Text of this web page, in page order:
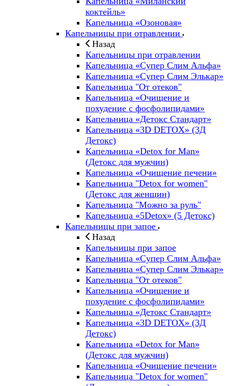
коктейль»
Капельница «Озоновая»
Капельницы при отравлении
Назад
Капельницы при отравлении
Капельница «Супер Слим Альфа»
Капельница «Супер Слим Элькар»
Капельница "От отеков"
Капельница «Очищение и
похудение с фосфолипидами»
Капельница «Детокс Стандарт»
Капельница «3D DETOX» (3Д
Детокс)
Капельница «Detox for Man»
(Детокс для мужчин)
Капельница «Очищение печени»
Капельница "Detox for women"
(Детокс для женщин)
Капельница "Можно за руль"
Капельница «5Detox» (5 Детокс)
Капельницы при запое
Назад
Капельницы при запое
Капельница «Супер Слим Альфа»
Капельница «Супер Слим Элькар»
Капельница "От отеков"
Капельница «Очищение и
похудение с фосфолипидами»
Капельница «Детокс Стандарт»
Капельница «3D DETOX» (3Д
Детокс)
Капельница «Detox for Man»
(Детокс для мужчин)
Капельница «Очищение печени»
Капельница "Detox for women"